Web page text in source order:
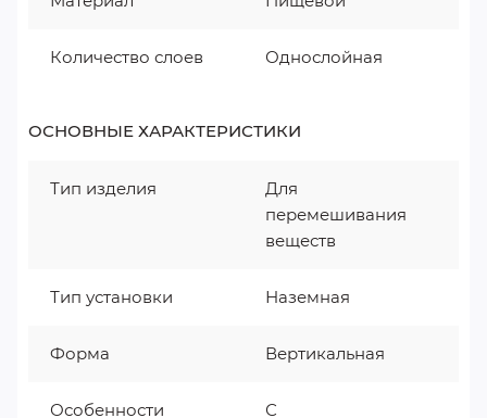
Количество слоев Однослойная
ОСНОВНЫЕ ХАРАКТЕРИСТИКИ
Тип изделия
Для
перемешивания
веществ
Тип установки Наземная
Форма Вертикальная
Особенности
С